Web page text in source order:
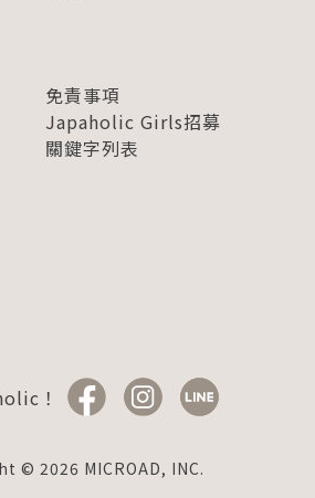
免責事項
Japaholic Girls招募
關鍵字列表
！
© 2026 MICROAD, INC.